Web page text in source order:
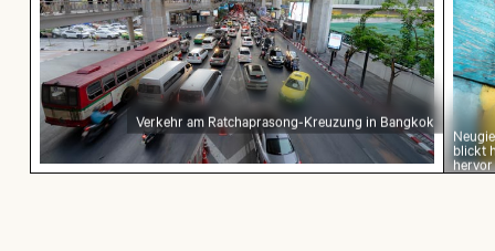
Verkehr am Ratchaprasong-Kreuzung in Bangkok
blickt
hervor